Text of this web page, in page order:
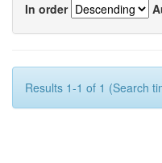
In order
Results 1-1 of 1 (Search